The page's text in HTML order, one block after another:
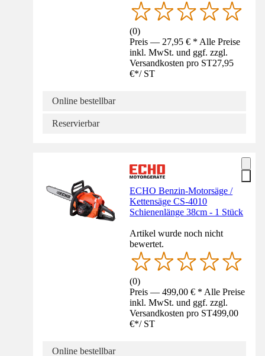
(0)
Preis — 27,95 € * Alle Preise
inkl. MwSt. und ggf. zzgl.
Versandkosten pro ST27,95
€*/ ST
Online bestellbar
Reservierbar
ECHO Benzin-Motorsäge /
Kettensäge CS-4010
Schienenlänge 38cm - 1 Stück
Artikel wurde noch nicht
bewertet.
(0)
Preis — 499,00 € * Alle Preise
inkl. MwSt. und ggf. zzgl.
Versandkosten pro ST499,00
€*/ ST
Online bestellbar